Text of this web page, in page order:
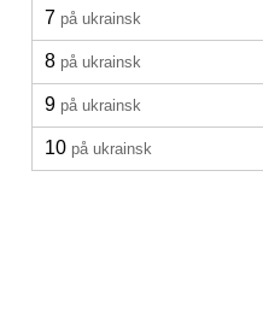
7 på ukrainsk
8 på ukrainsk
9 på ukrainsk
10 på ukrainsk